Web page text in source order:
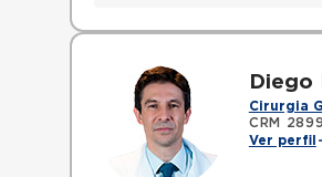
Diego
Cirurgia
CRM
Ver perfil